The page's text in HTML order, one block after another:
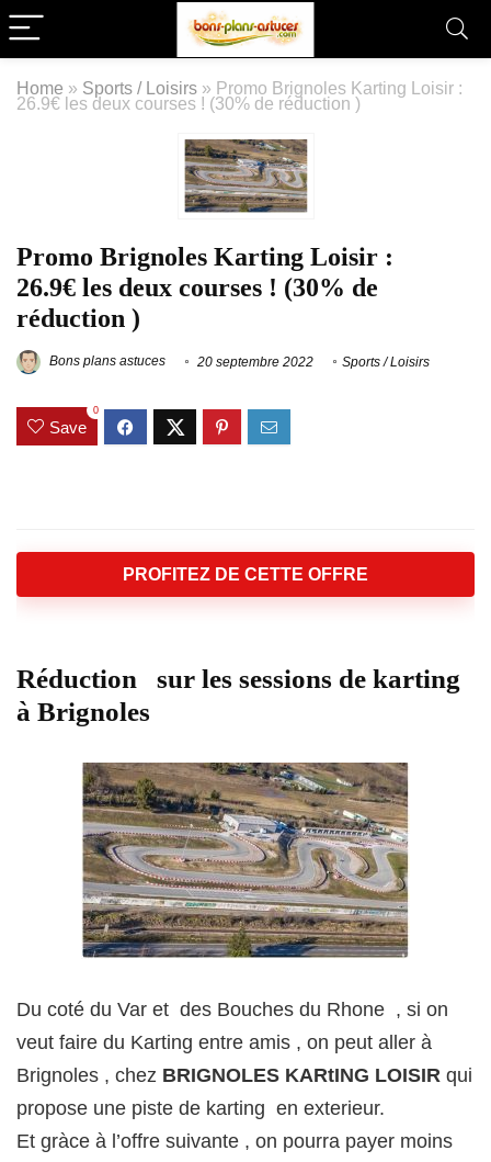
Home » Sports / Loisirs » Promo Brignoles Karting Loisir :
26.9€ les deux courses ! (30% de réduction )
Promo Brignoles Karting Loisir :
26.9€ les deux courses ! (30% de
réduction )
Bons plans astuces 20 septembre 2022 Sports / Loisirs
Save
0
PROFITEZ DE CETTE OFFRE
Réduction sur les sessions de karting
à Brignoles
Du coté du Var et des Bouches du Rhone , si on
veut faire du Karting entre amis , on peut aller à
Brignoles , chez BRIGNOLES KARtING LOISIR qui
propose une piste de karting en exterieur.
Et gràce à l’offre suivante , on pourra payer moins